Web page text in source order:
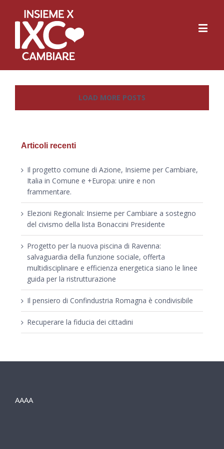
LOAD MORE POSTS
Articoli recenti
Il progetto comune di Azione, Insieme per Cambiare,
Italia in Comune e +Europa: unire e non
frammentare.
Elezioni Regionali: Insieme per Cambiare a sostegno
del civismo della lista Bonaccini Presidente
Progetto per la nuova piscina di Ravenna:
salvaguardia della funzione sociale, offerta
multidisciplinare e efficienza energetica siano le linee
guida per la ristrutturazione
Il pensiero di Confindustria Romagna è condivisibile
Recuperare la fiducia dei cittadini
AAAA